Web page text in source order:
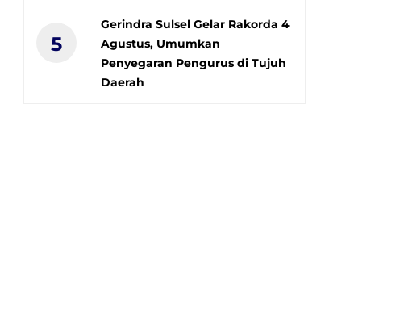
5
Gerindra Sulsel Gelar Rakorda 4
Agustus, Umumkan
Penyegaran Pengurus di Tujuh
Daerah